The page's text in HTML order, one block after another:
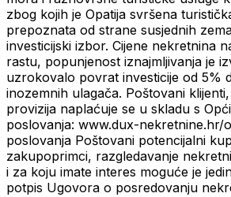
zbog kojih je Opatija svršena
prepoznata od strane susjednih
investicijski izbor. Cijene nekretnina
rastu, popunjenost iznajmljivanja je
uzrokovalo povrat investicije od 5%
inozemnih ulagača. Poštovani
provizija naplaćuje se u skladu s
poslovanja: www.dux-nekretnine.hr/
poslovanja Poštovani potencijalni
zakupoprimci, razgledavanje
i za koju imate interes moguće je
potpis Ugovora o posredovanju